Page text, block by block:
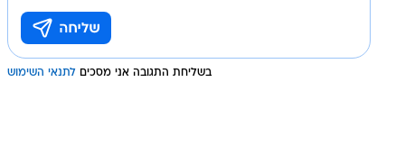
בשליחת התגובה אני מסכים לתנאי השימוש